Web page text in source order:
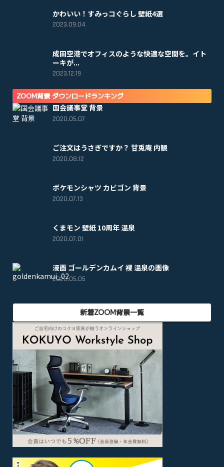
かわいい！すみっコぐらし 壁紙4選
2023.09.04
成田空港でオフィスのような快適な空間を。イト
ーキが...
2023.12.19
ZOOM背景 ダウンロードランキング
国会議事堂 背景
2020.05.07
ご注文はうさぎですか？ 甘兎庵 内観
2020.08.12
ポケモンシャツ カビゴン 背景
2020.07.13
くまモン 壁紙 10周年 温泉
2020.07.01
漫画 ゴールデンカムイ 裸 温泉の画像
2020.05.05
新着ZOOM背景一覧